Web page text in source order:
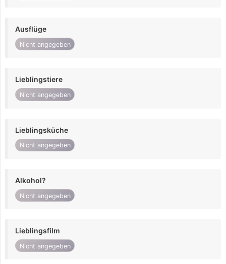
Ausflüge
Nicht angegeben
Lieblingstiere
Nicht angegeben
Lieblingsküche
Nicht angegeben
Alkohol?
Nicht angegeben
Lieblingsfilm
Nicht angegeben